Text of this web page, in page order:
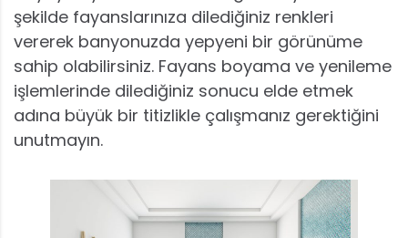
şekilde fayanslarınıza dilediğiniz renkleri
vererek banyonuzda yepyeni bir görünüme
sahip olabilirsiniz. Fayans boyama ve yenileme
işlemlerinde dilediğiniz sonucu elde etmek
adına büyük bir titizlikle çalışmanız gerektiğini
unutmayın.